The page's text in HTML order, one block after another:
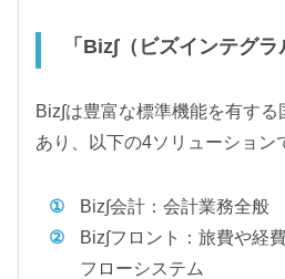
「Biz∫（ビズインテグ
Biz∫は豊富な標準機能を有す
あり、以下の4ソリューション
Biz∫会計：会計業務全般
Biz∫フロント：旅費や経
フローシステム